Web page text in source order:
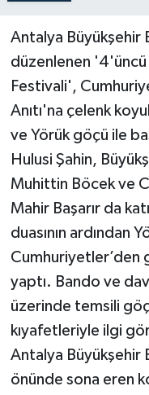
Antalya Büyükşehir
düzenlenen '4'üncü
Festivali',
Anıtı'na çelenk
ve Yörük göçü ile
Hulusi Şahin,
Muhittin Böcek ve
Mahir Başarır da
duasının ardından
Cumhuriyetler’den
yaptı. Bando ve
üzerinde temsili
kıyafetleriyle ilgi
Antalya Büyükşehir
önünde sona eren